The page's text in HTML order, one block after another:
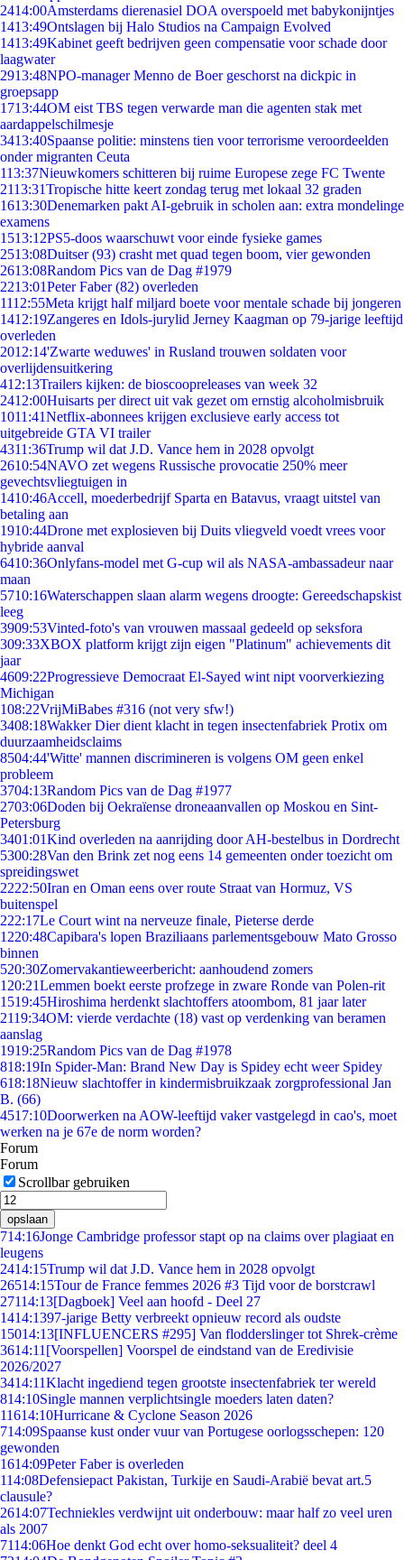
2414:00Amsterdams dierenasiel DOA overspoeld met babykonijntjes
1413:49Ontslagen bij Halo Studios na Campaign Evolved
1413:49Kabinet geeft bedrijven geen compensatie voor schade door
laagwater
2913:48NPO-manager Menno de Boer geschorst na dickpic in
groepsapp
1713:44OM eist TBS tegen verwarde man die agenten stak met
aardappelschilmesje
3413:40Spaanse politie: minstens tien voor terrorisme veroordeelden
onder migranten Ceuta
113:37Nieuwkomers schitteren bij ruime Europese zege FC Twente
2113:31Tropische hitte keert zondag terug met lokaal 32 graden
1613:30Denemarken pakt AI-gebruik in scholen aan: extra mondelinge
examens
1513:12PS5-doos waarschuwt voor einde fysieke games
2513:08Duitser (93) crasht met quad tegen boom, vier gewonden
2613:08Random Pics van de Dag #1979
2213:01Peter Faber (82) overleden
1112:55Meta krijgt half miljard boete voor mentale schade bij jongeren
1412:19Zangeres en Idols-jurylid Jerney Kaagman op 79-jarige leeftijd
overleden
2012:14'Zwarte weduwes' in Rusland trouwen soldaten voor
overlijdensuitkering
412:13Trailers kijken: de bioscoopreleases van week 32
2412:00Huisarts per direct uit vak gezet om ernstig alcoholmisbruik
1011:41Netflix-abonnees krijgen exclusieve early access tot
uitgebreide GTA VI trailer
4311:36Trump wil dat J.D. Vance hem in 2028 opvolgt
2610:54NAVO zet wegens Russische provocatie 250% meer
gevechtsvliegtuigen in
1410:46Accell, moederbedrijf Sparta en Batavus, vraagt uitstel van
betaling aan
1910:44Drone met explosieven bij Duits vliegveld voedt vrees voor
hybride aanval
6410:36Onlyfans-model met G-cup wil als NASA-ambassadeur naar
maan
5710:16Waterschappen slaan alarm wegens droogte: Gereedschapskist
leeg
3909:53Vinted-foto's van vrouwen massaal gedeeld op seksfora
309:33XBOX platform krijgt zijn eigen "Platinum" achievements dit
jaar
4609:22Progressieve Democraat El-Sayed wint nipt voorverkiezing
Michigan
108:22VrijMiBabes #316 (not very sfw!)
3408:18Wakker Dier dient klacht in tegen insectenfabriek Protix om
duurzaamheidsclaims
8504:44'Witte' mannen discrimineren is volgens OM geen enkel
probleem
3704:13Random Pics van de Dag #1977
2703:06Doden bij Oekraïense droneaanvallen op Moskou en Sint-
Petersburg
3401:01Kind overleden na aanrijding door AH-bestelbus in Dordrecht
5300:28Van den Brink zet nog eens 14 gemeenten onder toezicht om
spreidingswet
2222:50Iran en Oman eens over route Straat van Hormuz, VS
buitenspel
222:17Le Court wint na nerveuze finale, Pieterse derde
1220:48Capibara's lopen Braziliaans parlementsgebouw Mato Grosso
binnen
520:30Zomervakantieweerbericht: aanhoudend zomers
1 20:21Lemmen boekt eerste profzege in zware Ronde van Polen-rit
1519:45Hiroshima herdenkt slachtoffers atoombom, 81 jaar later
2119:34OM: vierde verdachte (18) vast op verdenking van beramen
aanslag
1919:25Random Pics van de Dag #1978
818:19In Spider-Man: Brand New Day is Spidey echt weer Spidey
618:18Nieuw slachtoffer in kindermisbruikzaak zorgprofessional Jan
B. (66)
4517:10Doorwerken na AOW-leeftijd vaker vastgelegd in cao's, moet
werken na je 67e de norm worden?
Forum
Forum
Scrollbar gebruiken
opslaan
714:16Jonge Cambridge professor stapt op na claims over plagiaat en
leugens
2414:15Trump wil dat J.D. Vance hem in 2028 opvolgt
26514:15Tour de France femmes 2026 #3 Tijd voor de borstcrawl
27114:13[Dagboek] Veel aan hoofd - Deel 27
1414:1397-jarige Betty verbreekt opnieuw record als oudste
15014:13[INFLUENCERS #295] Van flodderslinger tot Shrek-crème
3614:11 [Voorspellen] Voorspel de eindstand van de Eredivisie
2026/2027
3414:11Klacht ingediend tegen grootste insectenfabriek ter wereld
814:10Single mannen verplichtsingle moeders laten daten?
11614:10Hurricane & Cyclone Season 2026
714:09Spaanse kust onder vuur van Portugese oorlogsschepen: 120
gewonden
1614:09Peter Faber is overleden
114:08Defensiepact Pakistan, Turkije en Saudi-Arabië bevat art.5
clausule?
2614:07Techniekles verdwijnt uit onderbouw: maar half zo veel uren
als 2007
7114:06Hoe denkt God echt over homo-seksualiteit? deel 4